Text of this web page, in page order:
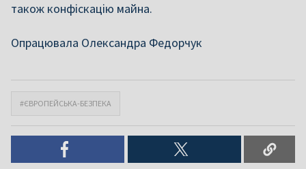
також конфіскацію майна.
Опрацювала Олександра Федорчук
#ЄВРОПЕЙСЬКА-БЕЗПЕКА